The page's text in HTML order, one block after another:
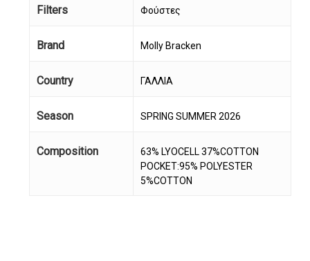
καλάθι σας.
Go To Shop
Filters Φούστες
Brand Molly Bracken
Country ΓΑΛΛΙΑ
Season SPRING SUMMER 2026
Composition
63% LYOCELL 37%COTTON
POCKET:95% POLYESTER
5%COTTON